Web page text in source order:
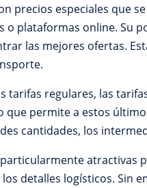
precios especiales que
o plataformas online. Su
las mejores ofertas.
tarifas regulares, las
permite a estos
cantidades, los
atractivas
detalles logísticos. Sin